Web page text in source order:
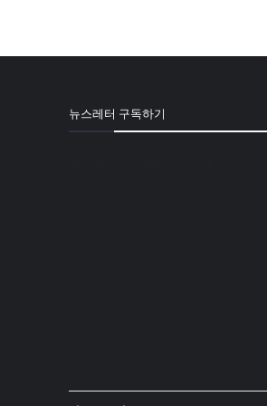
뉴스레터 구독하기